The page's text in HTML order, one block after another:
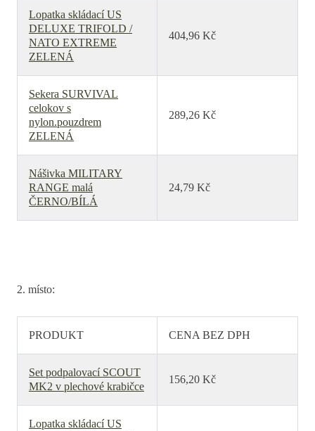
Lopatka skládací US
DELUXE TRIFOLD /
NATO EXTREME
ZELENÁ
404,96 Kč
Sekera SURVIVAL
celokov s
nylon.pouzdrem
ZELENÁ
289,26 Kč
Nášivka MILITARY
RANGE malá
ČERNO/BÍLÁ
24,79 Kč
2. místo:
PRODUKT CENA BEZ DPH
Set podpalovací SCOUT
MK2 v plechové krabičce
156,20 Kč
Lopatka skládací US